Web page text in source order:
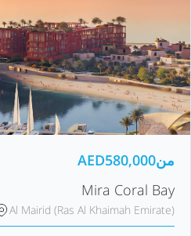
من AED580,000
Mira Coral Bay
Al Mairid (Ras Al Khaimah Emirate)